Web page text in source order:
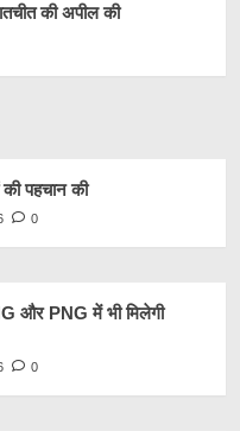
की अपील की
पहचान की
0
और PNG में भी मिलेगी
0